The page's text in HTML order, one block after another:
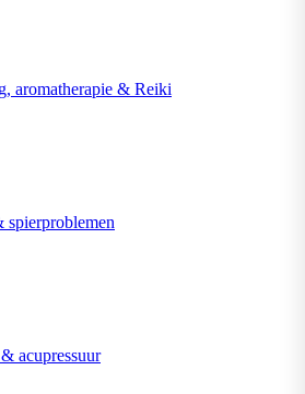
aromatherapie & Reiki
spierproblemen
acupressuur